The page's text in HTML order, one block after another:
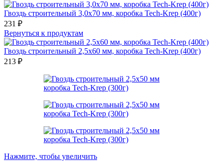
Гвоздь строительный 3,0х70 мм, коробка Tech-Krep (400г)
231 ₽
Вернуться к продуктам
Гвоздь строительный 2,5х60 мм, коробка Tech-Krep (400г)
213 ₽
Нажмите, чтобы увеличить